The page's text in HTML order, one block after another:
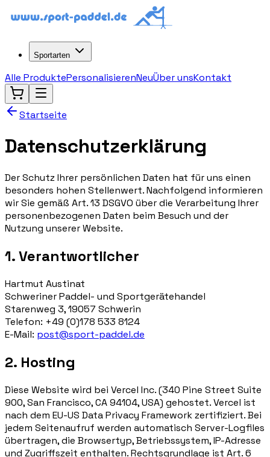
Sportarten
Alle ProduktePersonalisierenNeuÜber unsKontakt
Startseite
Datenschutzerklärung
Der Schutz Ihrer persönlichen Daten hat für uns einen
besonders hohen Stellenwert. Nachfolgend informieren
wir Sie gemäß Art. 13 DSGVO über die Verarbeitung Ihrer
personenbezogenen Daten beim Besuch und der
Nutzung unserer Website.
1. Verantwortlicher
Hartmut Austinat
Schweriner Paddel- und Sportgerätehandel
Starenweg 3, 19057 Schwerin
Telefon: +49 (0)178 533 8124
E-Mail: post@sport-paddel.de
2. Hosting
Diese Website wird bei Vercel Inc. (340 Pine Street Suite
900, San Francisco, CA 94104, USA) gehostet. Vercel ist
nach dem EU-US Data Privacy Framework zertifiziert. Bei
jedem Seitenaufruf werden automatisch Server-Logfiles
übertragen, die Browsertyp, Betriebssystem, IP-Adresse
und Zugriffszeit enthalten. Rechtsgrundlage ist Art. 6